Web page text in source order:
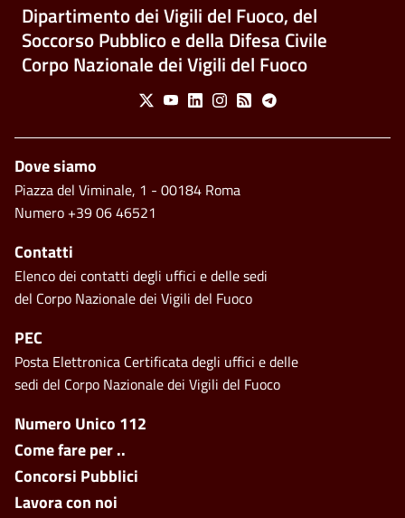
Dipartimento dei Vigili del Fuoco, del
Soccorso Pubblico e della Difesa Civile
Corpo Nazionale dei Vigili del Fuoco
Social Menu
X YoutubeLinkedinInstagram
Feed Telegram
Footer side menu
Numero Unico 112
Come fare per ..
Concorsi Pubblici
Lavora con noi
Piè di pagina
Dove siamo
Piazza del Viminale, 1 - 00184 Roma
Numero +39 06 46521
Contatti
Elenco dei contatti degli uffici e delle sedi
del Corpo Nazionale dei Vigili del Fuoco
PEC
Posta Elettronica Certificata degli uffici e delle
sedi del Corpo Nazionale dei Vigili del Fuoco